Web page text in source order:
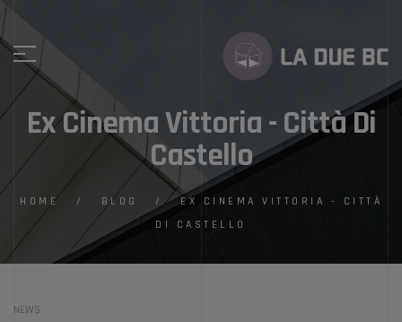
Ex Cinema Vittoria - Città Di
Castello
HOME / BLOG /
EX CINEMA VITTORIA - CITTÀ
DI CASTELLO
NEWS